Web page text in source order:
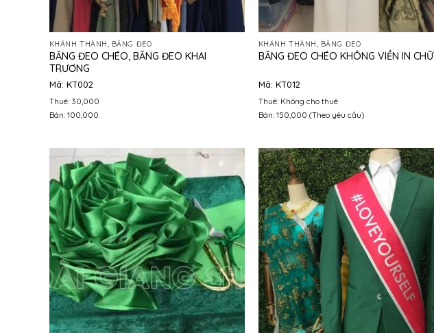
KHÁNH THÀNH, BĂNG ĐEO
BĂNG ĐEO CHÉO, BĂNG ĐEO KHAI
TRƯƠNG
Mã: KT002
Thuê: 30,000
Bán: 100,000
KHÁNH THÀNH, BĂNG ĐEO
BĂNG ĐEO CHÉO KHÔNG VIỀN IN CHỮ
Mã: KT012
Thuê: Không cho thuê
Bán: 150,000 (Theo yêu cầu)